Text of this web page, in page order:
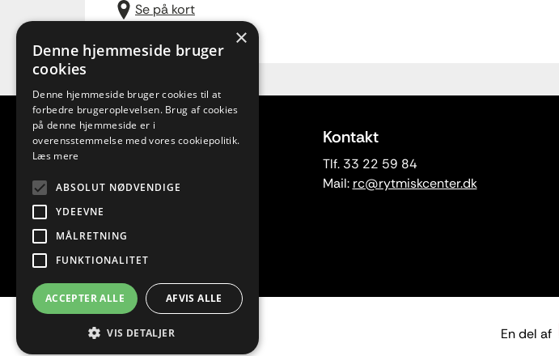
Se på kort
Adresse
Vesterbrogade 107 E
CVR 88070917
Kontakt
Tlf. 33 22 59 84
Mail: rc@rytmiskcenter.dk
En del af
×
Denne hjemmeside bruger
cookies
Denne hjemmeside bruger cookies til at
forbedre brugeroplevelsen. Brug af cookies
på denne hjemmeside er i
overensstemmelse med vores cookiepolitik.
Læs mere
ABSOLUT NØDVENDIGE
YDEEVNE
MÅLRETNING
FUNKTIONALITET
ACCEPTER ALLE AFVIS ALLE
VIS DETALJER